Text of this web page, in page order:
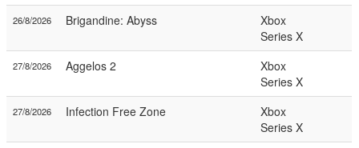
26/8/2026 Brigandine: Abyss
Xbox
Series X
27/8/2026 Aggelos 2
Xbox
Series X
27/8/2026 Infection Free Zone
Xbox
Series X